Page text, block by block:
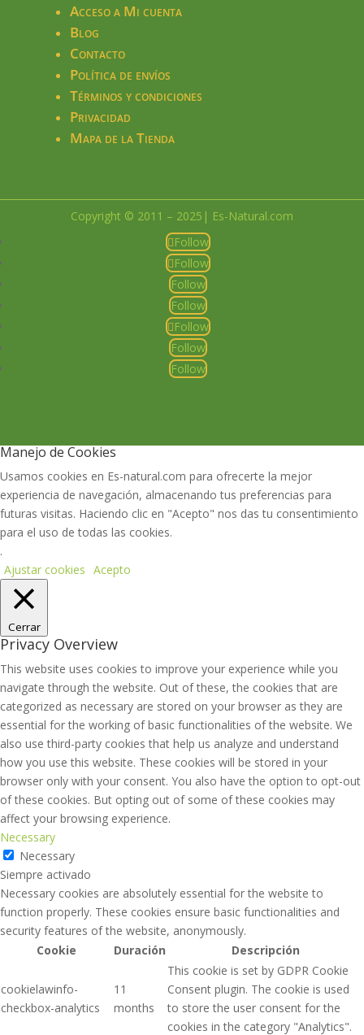
Acceso a Mi cuenta
Blog
Contacto
Política de envíos
Términos y condiciones
Privacidad
Mapa de la Tienda
Copyright © 2011 – 2025| Es-Natural.com
Follow
Follow
Follow
Follow
Follow
Follow
Follow
Manejo de Cookies
Usamos cookies en Es-natural.com para ofrecerte la mejor
experiencia de navegación, almacenando tus preferencias para
futuras visitas. Haciendo clic en "Acepto" nos das tu consentimiento
para el uso de todas las cookies.
.
Ajustar cookies Acepto
Cerrar
Privacy Overview
This website uses cookies to improve your experience while you
navigate through the website. Out of these, the cookies that are
categorized as necessary are stored on your browser as they are
essential for the working of basic functionalities of the website. We
also use third-party cookies that help us analyze and understand
how you use this website. These cookies will be stored in your
browser only with your consent. You also have the option to opt-out
of these cookies. But opting out of some of these cookies may
affect your browsing experience.
Necessary
Necessary
Siempre activado
Necessary cookies are absolutely essential for the website to
function properly. These cookies ensure basic functionalities and
security features of the website, anonymously.
Cookie
Duración Descripción
cookielawinfo-
checkbox-analytics
11
months
This cookie is set by GDPR Cookie
Consent plugin. The cookie is used
to store the user consent for the
cookies in the category "Analytics".